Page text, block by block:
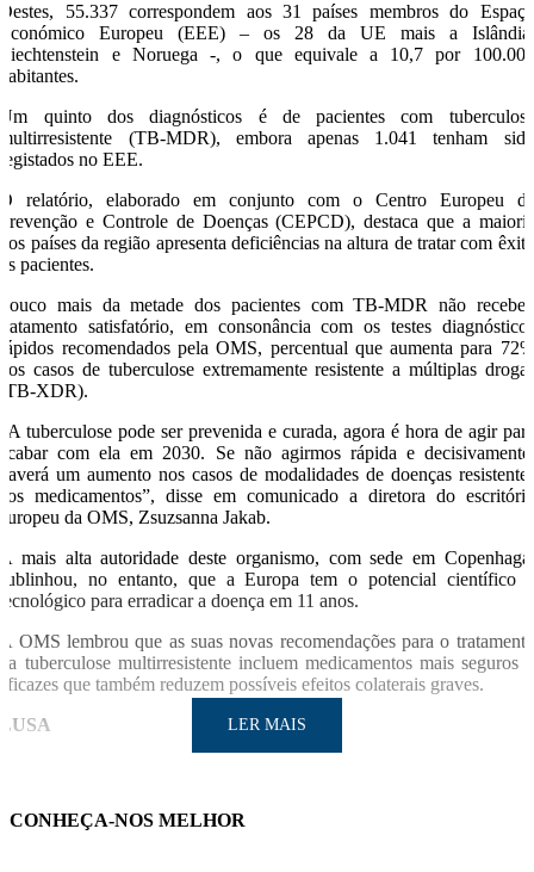
Destes, 55.337 correspondem aos 31 países membros do Espaço
Económico Europeu (EEE) – os 28 da UE mais a Islândia,
Liechtenstein e Noruega -, o que equivale a 10,7 por 100.000
habitantes.
Um quinto dos diagnósticos é de pacientes com tuberculose
multirresistente (TB-MDR), embora apenas 1.041 tenham sido
registados no EEE.
O relatório, elaborado em conjunto com o Centro Europeu de
Prevenção e Controle de Doenças (CEPCD), destaca que a maioria
dos países da região apresenta deficiências na altura de tratar com êxito
os pacientes.
Pouco mais da metade dos pacientes com TB-MDR não recebeu
tratamento satisfatório, em consonância com os testes diagnósticos
rápidos recomendados pela OMS, percentual que aumenta para 72%
nos casos de tuberculose extremamente resistente a múltiplas drogas
(TB-XDR).
“A tuberculose pode ser prevenida e curada, agora é hora de agir para
acabar com ela em 2030. Se não agirmos rápida e decisivamente,
haverá um aumento nos casos de modalidades de doenças resistentes
aos medicamentos”, disse em comunicado a diretora do escritório
europeu da OMS, Zsuzsanna Jakab.
A mais alta autoridade deste organismo, com sede em Copenhaga,
sublinhou, no entanto, que a Europa tem o potencial científico e
tecnológico para erradicar a doença em 11 anos.
A OMS lembrou que as suas novas recomendações para o tratamento
da tuberculose multirresistente incluem medicamentos mais seguros e
eficazes que também reduzem possíveis efeitos colaterais graves.
LUSA
LER MAIS
CONHEÇA-NOS MELHOR